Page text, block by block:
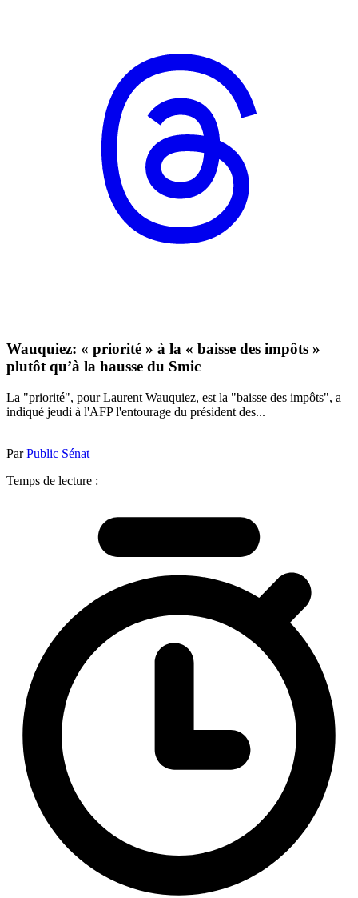
Wauquiez: « priorité » à la « baisse des impôts »
plutôt qu’à la hausse du Smic
La "priorité", pour Laurent Wauquiez, est la "baisse des impôts", a
indiqué jeudi à l'AFP l'entourage du président des...
ParPublic Sénat
Temps de lecture :